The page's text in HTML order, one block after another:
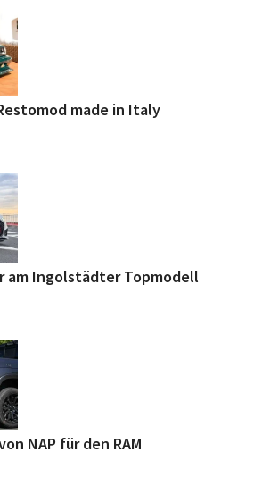
made in Italy
am Ingolstädter Topmodell
NAP für den RAM